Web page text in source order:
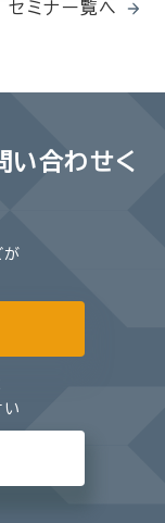
セミナー覧へ
い合わせく
が